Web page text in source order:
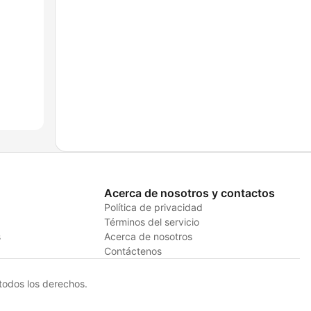
Acerca de nosotros y contactos
Política de privacidad
Términos del servicio
Acerca de nosotros
Contáctenos
los derechos.